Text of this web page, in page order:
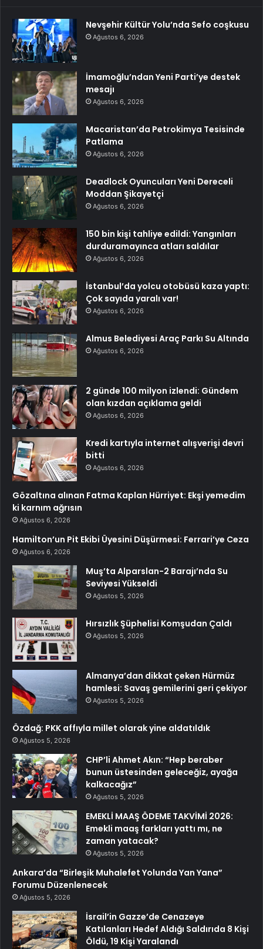
Nevşehir Kültür Yolu’nda Sefo coşkusu
Ağustos 6, 2026
İmamoğlu’ndan Yeni Parti’ye destek
mesajı
Ağustos 6, 2026
Macaristan’da Petrokimya Tesisinde
Patlama
Ağustos 6, 2026
Deadlock Oyuncuları Yeni Dereceli
Moddan Şikayetçi
Ağustos 6, 2026
150 bin kişi tahliye edildi: Yangınları
durduramayınca atları saldılar
Ağustos 6, 2026
İstanbul’da yolcu otobüsü kaza yaptı:
Çok sayıda yaralı var!
Ağustos 6, 2026
Almus Belediyesi Araç Parkı Su Altında
Ağustos 6, 2026
2 günde 100 milyon izlendi: Gündem
olan kızdan açıklama geldi
Ağustos 6, 2026
Kredi kartıyla internet alışverişi devri
bitti
Ağustos 6, 2026
Gözaltına alınan Fatma Kaplan Hürriyet: Ekşi yemedim
ki karnım ağrısın
Ağustos 6, 2026
Hamilton’un Pit Ekibi Üyesini Düşürmesi: Ferrari’ye Ceza
Ağustos 6, 2026
Muş’ta Alparslan-2 Barajı’nda Su
Seviyesi Yükseldi
Ağustos 5, 2026
Hırsızlık Şüphelisi Komşudan Çaldı
Ağustos 5, 2026
Almanya’dan dikkat çeken Hürmüz
hamlesi: Savaş gemilerini geri çekiyor
Ağustos 5, 2026
Özdağ: PKK affıyla millet olarak yine aldatıldık
Ağustos 5, 2026
CHP’li Ahmet Akın: “Hep beraber
bunun üstesinden geleceğiz, ayağa
kalkacağız”
Ağustos 5, 2026
EMEKLİ MAAŞ ÖDEME TAKVİMİ 2026:
Emekli maaş farkları yattı mı, ne
zaman yatacak?
Ağustos 5, 2026
Ankara’da “Birleşik Muhalefet Yolunda Yan Yana”
Forumu Düzenlenecek
Ağustos 5, 2026
İsrail’in Gazze’de Cenazeye
Katılanları Hedef Aldığı Saldırıda 8 Kişi
Öldü, 19 Kişi Yaralandı